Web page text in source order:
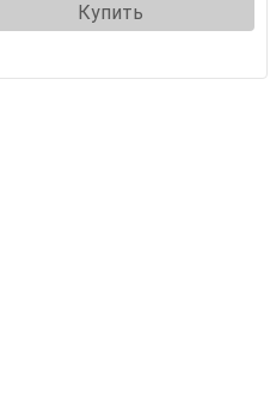
Купить